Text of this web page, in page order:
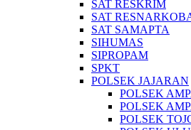
SAT RESKRIM
SAT
SAT SAMAPTA
SIHUMAS
SIPROPAM
SPKT
POLSEK JAJARAN
POLSEK
POLSEK
POLSEK